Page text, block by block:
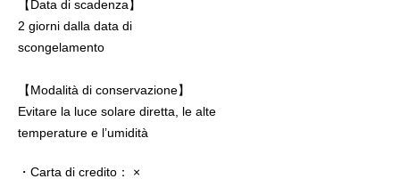
【Data di scadenza】
2 giorni dalla data di
scongelamento
【Modalità di conservazione】
Evitare la luce solare diretta, le alte
temperature e l’umidità
・Carta di credito： ×